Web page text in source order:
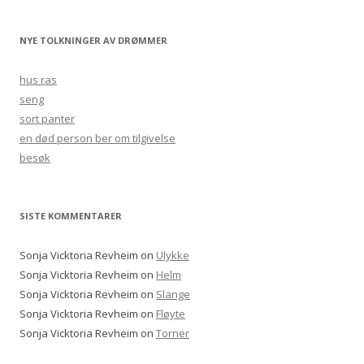
NYE TOLKNINGER AV DRØMMER
hus ras
seng
sort panter
en død person ber om tilgivelse
besøk
SISTE KOMMENTARER
Sonja Vicktoria Revheim on Ulykke
Sonja Vicktoria Revheim on Helm
Sonja Vicktoria Revheim on Slange
Sonja Vicktoria Revheim on Fløyte
Sonja Vicktoria Revheim on Torner